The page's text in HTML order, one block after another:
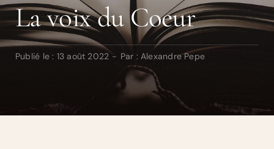
Carnet Ayurvédique
Quiz Dosha
La voix du Coeur
Publié le : 13 août 2022 - Par : Alexandre Pepe